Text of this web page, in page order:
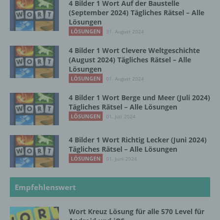
4 Bilder 1 Wort Auf der Baustelle
(September 2024) Tägliches Rätsel – Alle
Lösungen
LÖSUNGEN 31. August 2024
4 Bilder 1 Wort Clevere Weltgeschichte
(August 2024) Tägliches Rätsel – Alle
Lösungen
LÖSUNGEN 01. August 2024
4 Bilder 1 Wort Berge und Meer (Juli 2024)
Tägliches Rätsel – Alle Lösungen
LÖSUNGEN 01. Juli 2024
4 Bilder 1 Wort Richtig Lecker (Juni 2024)
Tägliches Rätsel – Alle Lösungen
LÖSUNGEN 01. Juni 2024
Empfehlenswert
Wort Kreuz Lösung für alle 570 Level für
Verknüpfung, die Einschränkung, das
Löschen oder die Vernichtung.
d) Einschränkung der Verarbeitung
Einschränkung der Verarbeitung ist die
Markierung gespeicherter
künftige Verarbeitung einzuschränken.
Profiling ist jede Art der automatisierten
Verarbeitung personenbezogener Daten, die
darin besteht, dass diese
personenbezogenen Daten verwendet
werden, um bestimmte persönliche Aspekte,
die sich auf eine natürliche Person beziehen,
zu bewerten, insbesondere, um Aspekte